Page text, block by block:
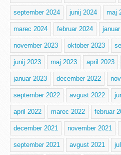
september 2024 junij 2024 maj
marec 2024 februar 2024
november 2023 oktober 2023
junij 2023 maj 2023 april 2023
januar 2023 december 2022
september 2022 avgust 2022
april 2022 marec 2022 februar
december 2021 november 2021
september 2021 avgust 2021